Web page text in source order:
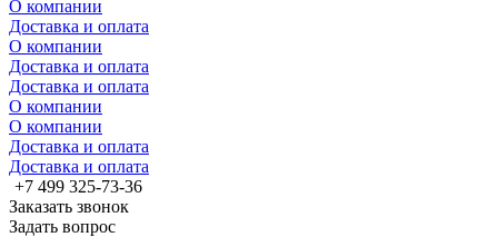
О компании
Доставка и оплата
О компании
Доставка и оплата
Доставка и оплата
О компании
О компании
Доставка и оплата
Доставка и оплата
+7 499 325-73-36
Заказать звонок
Задать вопрос